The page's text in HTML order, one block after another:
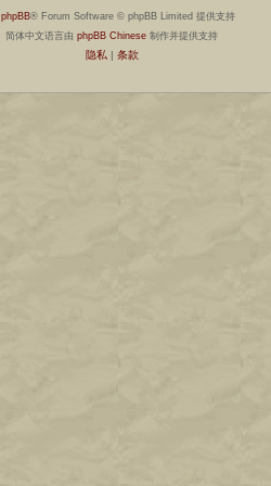
phpBB® Forum Software © phpBB Limited 提供支持
简体中文语言由 phpBB Chinese 制作并提供支持
隐私 | 条款